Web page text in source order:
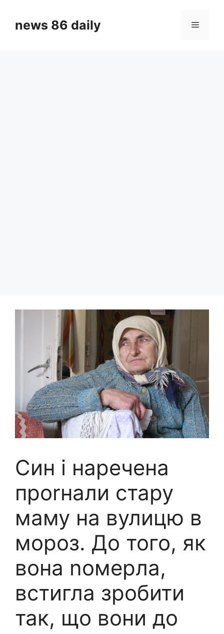
contentnews 86 daily Menu
Син і наречена
проrнали стару
маму на вулицю в
мороз. До того, як
вона nомерла,
встигла зробити
так, що вони до